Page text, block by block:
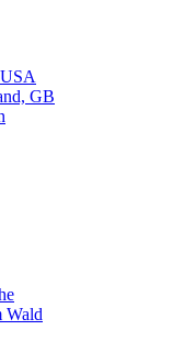
GB
Wald